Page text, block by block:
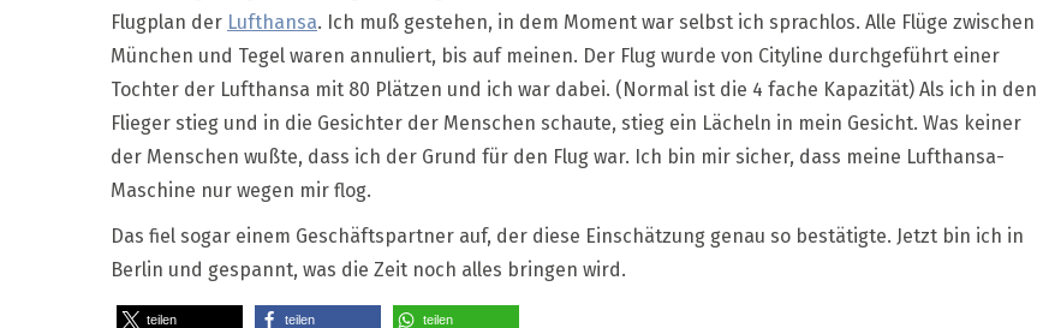
Flugplan der Lufthansa. Ich muß gestehen, in dem Moment war selbst ich sprachlos. Alle Flüge zwischen
München und Tegel waren annuliert, bis auf meinen. Der Flug wurde von Cityline durchgeführt einer
Tochter der Lufthansa mit 80 Plätzen und ich war dabei. (Normal ist die 4 fache Kapazität) Als ich in den
Flieger stieg und in die Gesichter der Menschen schaute, stieg ein Lächeln in mein Gesicht. Was keiner
der Menschen wußte, dass ich der Grund für den Flug war. Ich bin mir sicher, dass meine Lufthansa-
Maschine nur wegen mir flog.
Das fiel sogar einem Geschäftspartner auf, der diese Einschätzung genau so bestätigte. Jetzt bin ich in
Berlin und gespannt, was die Zeit noch alles bringen wird.
teilen teilen teilen